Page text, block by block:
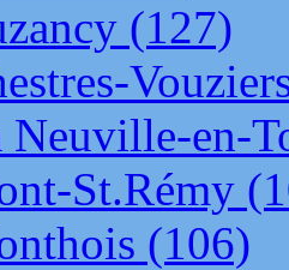
(127)
Neuville-en-
St.Rémy
(106)